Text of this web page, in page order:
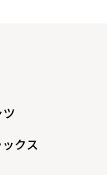
クス